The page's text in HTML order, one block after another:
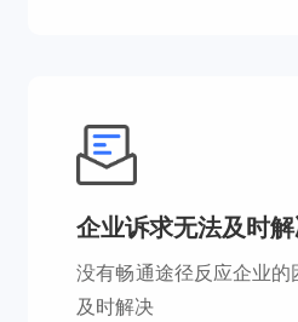
企业诉求无法及时
没有畅通途径反应企业
及时解决